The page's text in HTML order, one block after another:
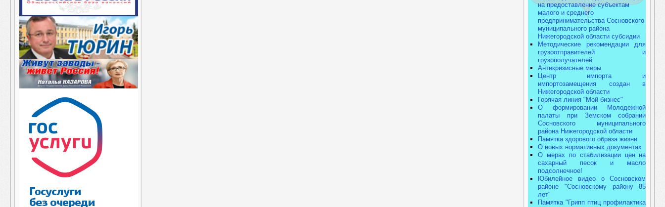
на предоставление субъектам
малого и среднего
предпринимательства Сосновского
муниципального района
Нижегородской области субсидии
Методические рекомендации для
грузоотправителей и
грузополучателей
Антикризисные меры
Центр импорта и
импортозамещения создан в
Нижегородской области
Горячая линия "Мой бизнес"
О формировании Молодежной
палаты при Земском собрании
Сосновского муниципального
района Нижегородской области
Памятка здорового образа жизни
О новых нормативных документах
О мерах по стабилизации цен на
сахарный песок и масло
подсолнечное!
Юбилейное видео о Сосновском
районе "Сосновскому району 85
лет"
Памятка "Грипп птиц профилактика